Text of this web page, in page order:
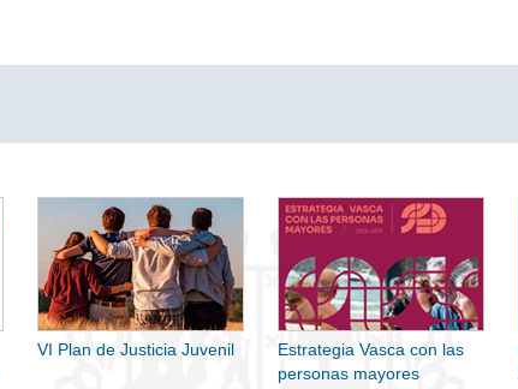
VI Plan de Justicia Juvenil
Estrategia Vasca con las
personas mayores